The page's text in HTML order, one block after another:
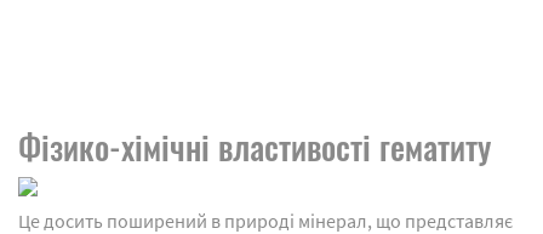
Фізико-хімічні властивості гематиту
Це досить поширений в природі мінерал, що представляє